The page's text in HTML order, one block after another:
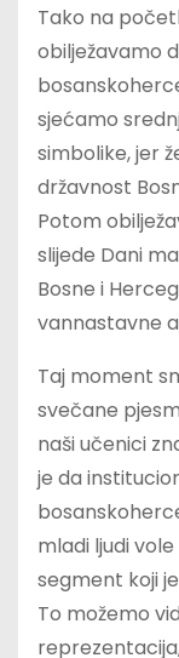
Tako na
obilježavamo
sjećamo
simbolike, jer
državnost
Potom
slijede Dani
Bosne i
vannastavne
Taj moment
svečane
naši učenici
je da
mladi ljudi vole
segment koji
To možemo